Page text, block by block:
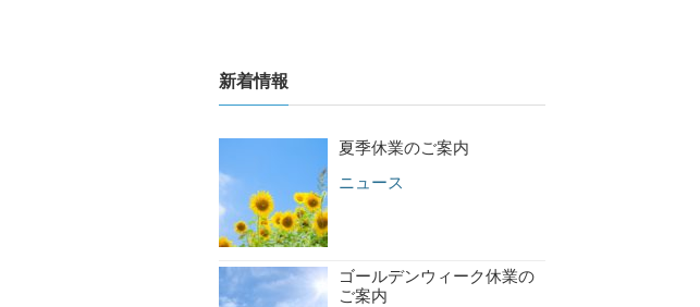
新着情報
夏季休業のご案内
ニュース
ゴールデンウィーク休業の
ご案内